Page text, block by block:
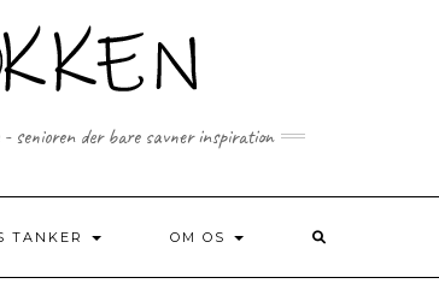
senioren der bare savner inspiration
TANKER OM OS